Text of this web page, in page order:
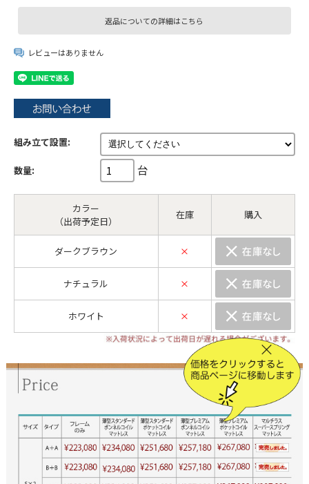
返品についての詳細はこちら
レビューはありません
組み立て設置:
数量: 台
カラー
（出荷予定日）
在庫 購入
ダークブラウン ×
ナチュラル ×
ホワイト ×